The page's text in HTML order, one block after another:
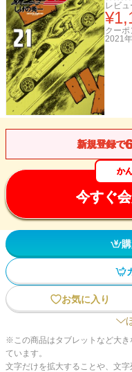
レビュ
¥
クー
2021
新規登録で
か
今すぐ
お気に入り
※この商品はタブレットなど大き
ています。
文字だけを拡大することや、文